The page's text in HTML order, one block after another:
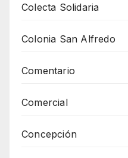
Colecta Solidaria
Colonia San Alfredo
Comentario
Comercial
Concepción